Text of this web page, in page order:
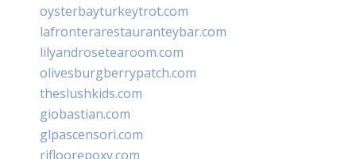
oysterbayturkeytrot.com
lafronterarestauranteybar.com
lilyandrosetearoom.com
olivesburgberrypatch.com
theslushkids.com
giobastian.com
glpascensori.com
rifloorepoxy.com